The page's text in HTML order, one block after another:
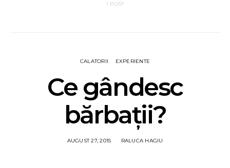
1 POST
CALATORII EXPERIENTE
Ce gândesc
bărbații?
AUGUST 27, 2015 RALUCA HAGIU